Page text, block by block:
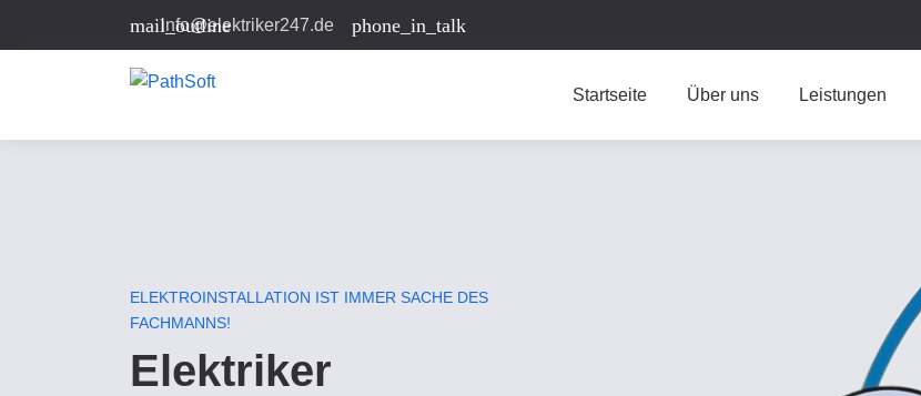
mail_outline
info@elektriker247.de phone_in_talk
Startseite Über uns Leistungen
ELEKTROINSTALLATION IST IMMER SACHE DES
FACHMANNS!
Elektriker